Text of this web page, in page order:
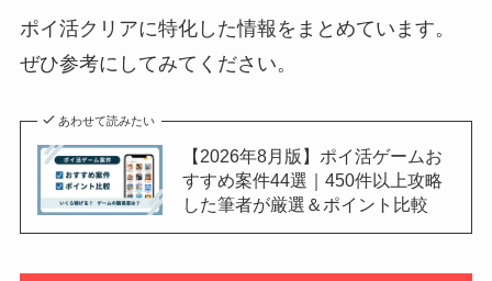
ポイ活クリアに特化した情報をまとめています。
ぜひ参考にしてみてください。
あわせて読みたい
【2026年8月版】ポイ活ゲームお
すすめ案件44選｜450件以上攻略
した筆者が厳選＆ポイント比較